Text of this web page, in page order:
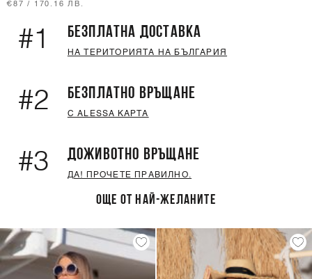
€87 / 170.16 ЛВ.
#1 БЕЗПЛАТНА ДОСТАВКА
НА ТЕРИТОРИЯТА НА БЪЛГАРИЯ
#2 БЕЗПЛАТНО ВРЪЩАНЕ
С ALESSA КАРТА
#3 ДОЖИВОТНО ВРЪЩАНЕ
ДА! ПРОЧЕТЕ ПРАВИЛНО.
ОЩЕ ОТ НАЙ-ЖЕЛАНИТЕ